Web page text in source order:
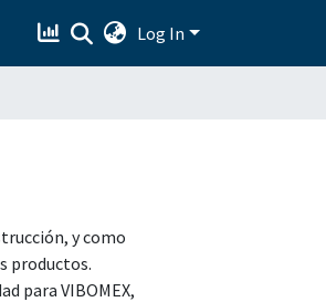
Log In
y como
productos.
para VIBOMEX,